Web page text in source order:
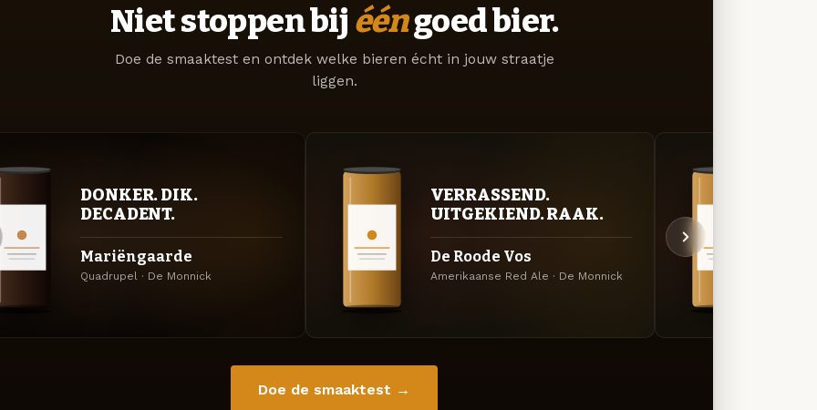
Niet stoppen bij ééngoed bier.
Doe de smaaktest en ontdek welke bieren écht in jouw straatje
liggen.
DONKER. DIK.
DECADENT.
Mariëngaarde
Quadrupel · De Monnick
VERRASSEND.
UITGEKIEND. RAAK.
De Roode Vos
Amerikaanse Red Ale · De Monnick
Doe de smaaktest →